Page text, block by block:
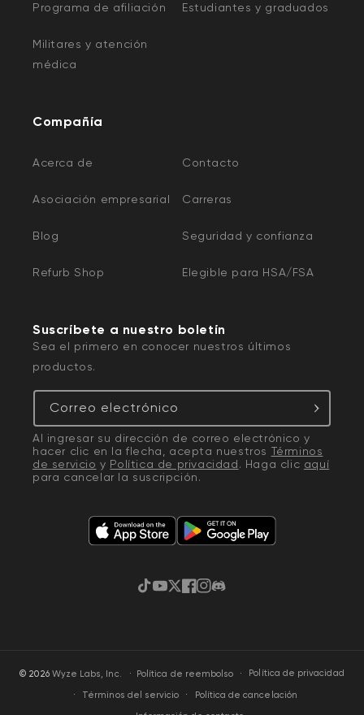
Programa de afiliación Estudiantes y graduados
Militares y atención
médica
Compañía
Acerca de Contacto
Asociación empresarial Carreras
Blog Seguridad y confianza
Refurb Shop Elegible para HSA/FSA
Suscríbete a nuestro boletín
Sea el primero en conocer nuestros últimos
productos.
Correo electrónico
Al ingresar su dirección de correo electrónico y
hacer clic en la flecha, acepta nuestros Términos
de servicio y Política de privacidad. Haga clic aquí
para cancelar la suscripción.
TikTokYouTube
Twitter
Facebook
Instagram
Discordia
© 2026 Wyze Labs, Inc. · Política de reembolso Política de privacidad
Términos del servicio
Política de cancelación